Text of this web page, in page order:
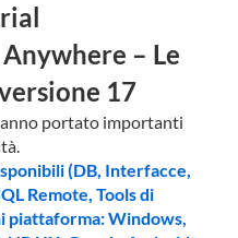
Anywhere – Le
17
portato importanti
(DB, Interfacce,
Remote, Tools di
piattaforma: Windows,